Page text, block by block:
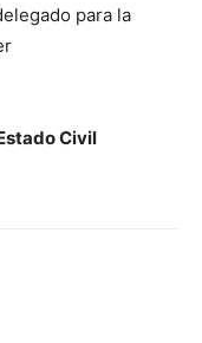
para la
Civil